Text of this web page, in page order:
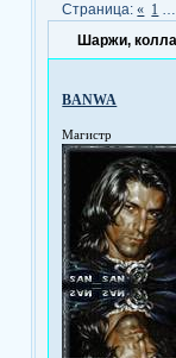
Шаржи,
Страница:« 1 …
BANWA
Магистр